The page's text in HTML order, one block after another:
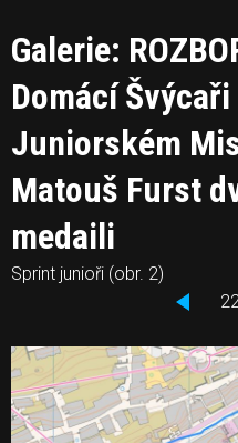
Galerie:
Domácí
Juniorském
Matouš Furst
medaili
Sprint junioři (obr. 2)